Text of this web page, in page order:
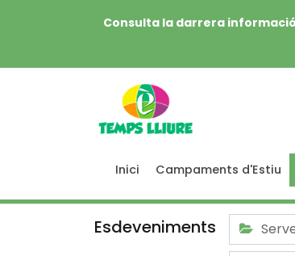
Consulta la darrera
Inici Campaments d'Estiu
Esdeveniments